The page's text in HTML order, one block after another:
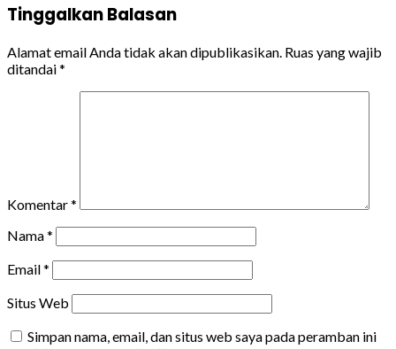
Tinggalkan Balasan
Alamat email Anda tidak akan dipublikasikan. Ruas yang wajib
ditandai*
Komentar*
Nama*
Email*
Situs Web
Simpan nama, email, dan situs web saya pada peramban ini